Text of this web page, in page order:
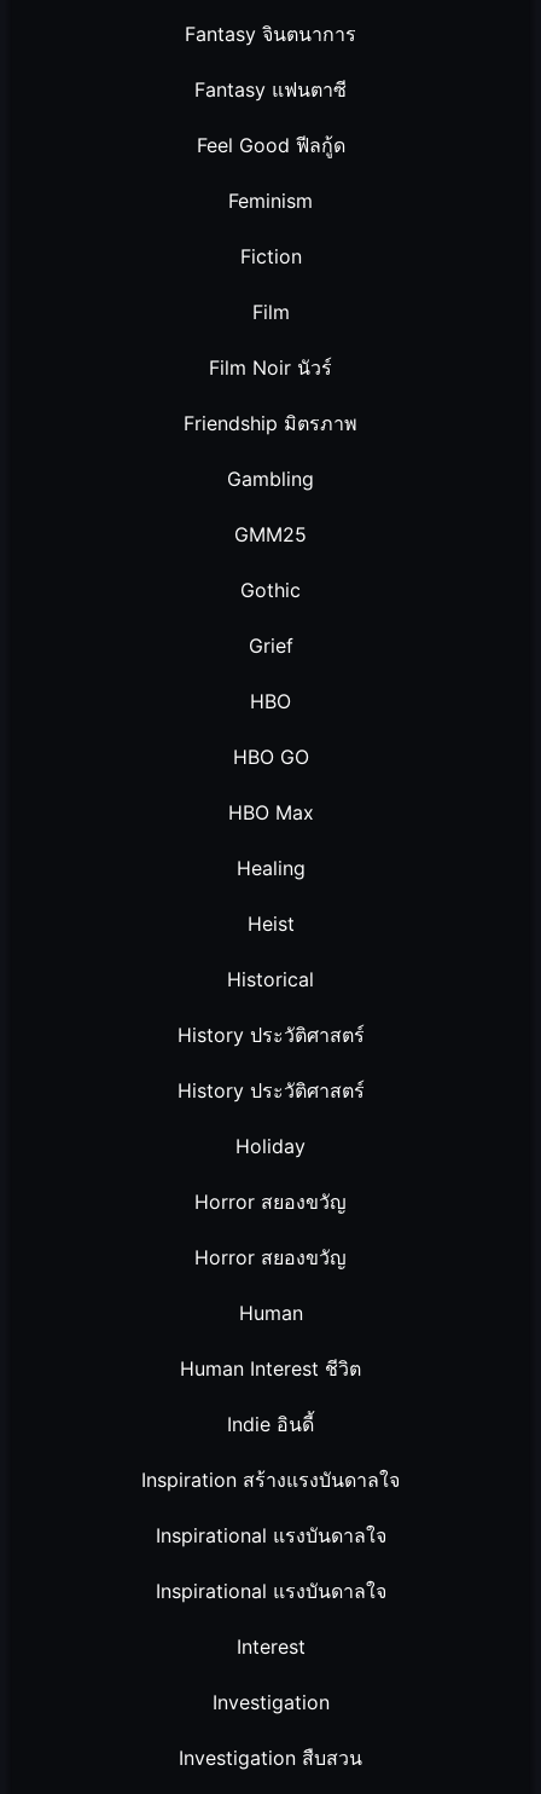
Fantasy จินตนาการ
Fantasy แฟนตาซี
Feel Good ฟีลกู้ด
Feminism
Fiction
Film
Film Noir นัวร์
Friendship มิตรภาพ
Gambling
GMM25
Gothic
Grief
HBO
HBO GO
HBO Max
Healing
Heist
Historical
History ประวัติศาสตร์
History ประวัติศาสตร์
Holiday
Horror สยองขวัญ
Horror สยองขวัญ
Human
Human Interest ชีวิต
Indie อินดี้
Inspiration สร้างแรงบันดาลใจ
Inspirational แรงบันดาลใจ
Inspirational แรงบันดาลใจ
Interest
Investigation
Investigation สืบสวน